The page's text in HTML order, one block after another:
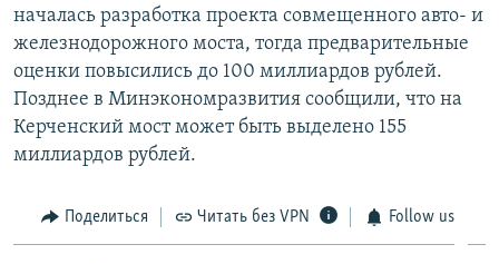
началась разработка проекта совмещенного авто- и
железнодорожного моста, тогда предварительные
оценки повысились до 100 миллиардов рублей.
Позднее в Минэкономразвития сообщили, что на
Керченский мост может быть выделено 155
миллиардов рублей.
Поделиться Читать без VPN Follow us